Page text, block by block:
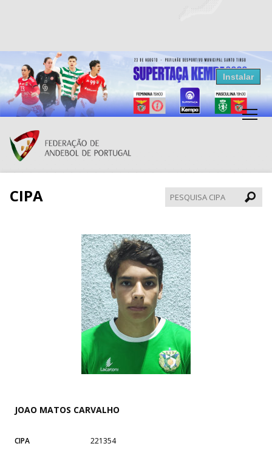
Resultados Andebol
Federação de Andebol de Portugal
Grátis - Disponivel na Play Store
Instalar
CIPA
CIPA
JOAO MATOS CARVALHO
CIPA
221354